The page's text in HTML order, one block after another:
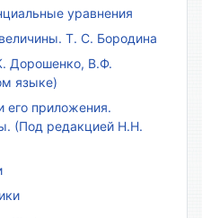
уравнения
Т. С. Бородина
Дорошенко, В.Ф.
языке)
его приложения.
(Под редакцией Н.Н.